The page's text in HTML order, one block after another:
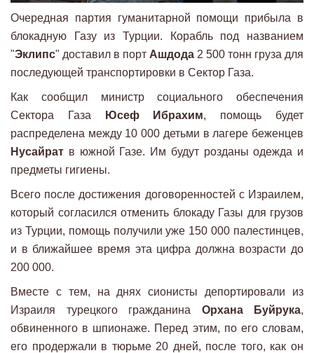
Очередная партия гуманитарной помощи прибыла в
блокадную Газу из Турции. Корабль под названием
"Эклипс" доставил в порт Ашдода 2 500 тонн груза для
последующей транспортировки в Сектор Газа.
Как сообщил министр социального обеспечения
Сектора Газа
Юсеф Ибрахим, помощь будет
распределена между 10 000 детьми в лагере беженцев
Нусайрат в южной Газе. Им будут розданы одежда и
предметы гигиены.
Всего после достижения договоренностей с Израилем,
который согласился отменить блокаду Газы для грузов
из Турции, помощь получили уже 150 000 палестинцев,
и в ближайшее время эта цифра должна возрасти до
200 000.
Вместе с тем, на днях сионисты депортировали из
Израиля турецкого гражданина Орхана Буйрука,
обвиненного в шпионаже. Перед этим, по его словам,
его продержали в тюрьме 20 дней, после того, как он